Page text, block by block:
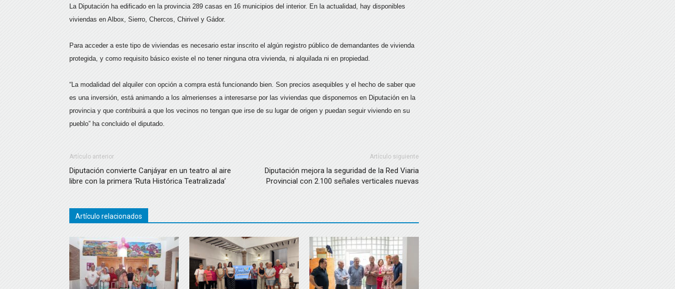
La Diputación ha edificado en la provincia 289 casas en 16 municipios del interior. En la actualidad, hay disponibles
viviendas en Albox, Sierro, Chercos, Chirivel y Gádor.
Para acceder a este tipo de viviendas es necesario estar inscrito el algún registro público de demandantes de vivienda
protegida, y como requisito básico existe el no tener ninguna otra vivienda, ni alquilada ni en propiedad.
“La modalidad del alquiler con opción a compra está funcionando bien. Son precios asequibles y el hecho de saber que
es una inversión, está animando a los almerienses a interesarse por las viviendas que disponemos en Diputación en la
provincia y que contribuirá a que los vecinos no tengan que irse de su lugar de origen y puedan seguir viviendo en su
pueblo” ha concluido el diputado.
Artículo anterior
Diputación convierte Canjáyar en un teatro al aire
libre con la primera ‘Ruta Histórica Teatralizada’
Artículo siguiente
Diputación mejora la seguridad de la Red Viaria
Provincial con 2.100 señales verticales nuevas
Artículo relacionados